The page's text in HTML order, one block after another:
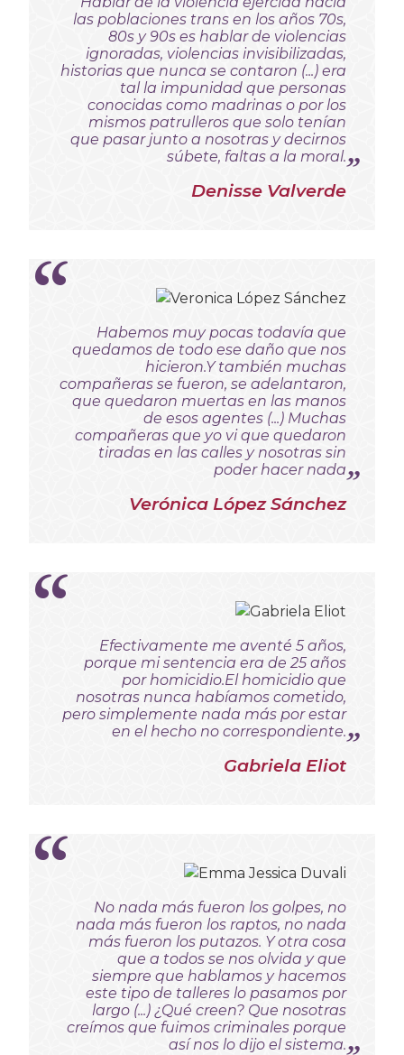
las poblaciones trans en los años 70s,
80s y 90s es hablar de violencias
ignoradas, violencias invisibilizadas,
historias que nunca se contaron (...) era
tal la impunidad que personas
conocidas como madrinas o por los
mismos patrulleros que solo tenían
que pasar junto a nosotras y decirnos
súbete, faltas a la moral.
Denisse Valverde
Habemos muy pocas todavía que
quedamos de todo ese daño que nos
hicieron.Y también muchas
compañeras se fueron, se adelantaron,
que quedaron muertas en las manos
de esos agentes (...) Muchas
compañeras que yo vi que quedaron
tiradas en las calles y nosotras sin
poder hacer nada
Verónica López Sánchez
Efectivamente me aventé 5 años,
porque mi sentencia era de 25 años
por homicidio.El homicidio que
nosotras nunca habíamos cometido,
pero simplemente nada más por estar
en el hecho no correspondiente.
Gabriela Eliot
No nada más fueron los golpes, no
nada más fueron los raptos, no nada
más fueron los putazos. Y otra cosa
que a todos se nos olvida y que
siempre que hablamos y hacemos
este tipo de talleres lo pasamos por
largo (...) ¿Qué creen? Que nosotras
creímos que fuimos criminales porque
así nos lo dijo el sistema.